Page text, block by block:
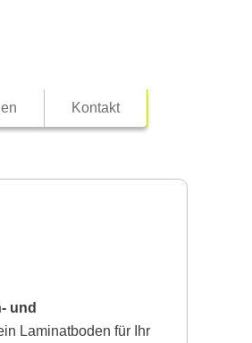
Kontakt
und
Laminatboden für Ihr